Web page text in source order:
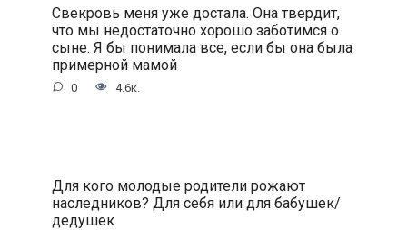
Свекровь меня уже достала. Она твердит,
что мы недостаточно хорошо заботимся о
сыне. Я бы понимала все, если бы она была
примерной мамой
0 4.6к.
Для кого молодые родители рожают
наследников? Для себя или для бабушек/
дедушек